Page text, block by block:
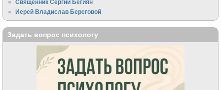
Священник Сергий Бегиян
Иерей Владислав Береговой
Задать вопрос психологу